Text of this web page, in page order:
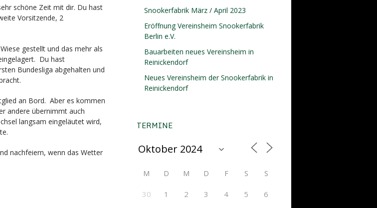
schöne Zeit mit dir. Du hast
Vorsitzende, 2
gestellt und das mehr als
Du hast
Bundesliga abgehalten und
an Bord. Aber es kommen
andere übernimmt auch
langsam eingeläutet wird,
nachfeiern, wenn das Wetter
Snookerfabrik März / April 2023
Eröffnung Vereinsheim Snookerfabrik
Berlin e.V.
Bauarbeiten neues Vereinsheim in
Reinickendorf
Neues Vereinsheim der Snookerfabrik in
Reinickendorf
TERMINE
M D M D F S S
30 1 2 3 4 5
6